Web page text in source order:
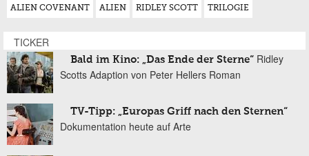
ALIEN COVENANT ALIEN RIDLEY SCOTT TRILOGIE
TICKER
Bald im Kino: „Das Ende der Sterne“ Ridley
Scotts Adaption von Peter Hellers Roman
TV-Tipp: „Europas Griff nach den Sternen“
Dokumentation heute auf Arte